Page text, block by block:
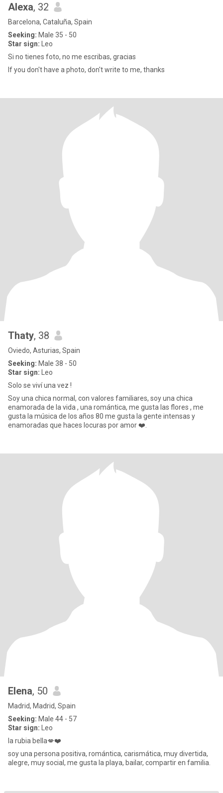
Alexa, 32
Barcelona, Cataluña, Spain
Seeking: Male 35 - 50
Star sign: Leo
Si no tienes foto, no me escribas, gracias
If you don't have a photo, don't write to me, thanks
Thaty, 38
Oviedo, Asturias, Spain
Seeking: Male 38 - 50
Star sign: Leo
Solo se viví una vez !
Soy una chica normal, con valores familiares, soy una chica
enamorada de la vida , una romántica, me gusta las flores , me
gusta la música de los años 80 me gusta la gente intensas y
enamoradas que haces locuras por amor ❤️.
Elena, 50
Madrid, Madrid, Spain
Seeking: Male 44 - 57
Star sign: Leo
la rubia bella💋❤️
soy una persona positiva, romántica, carismática, muy divertida,
alegre, muy social, me gusta la playa, bailar, compartir en familia.